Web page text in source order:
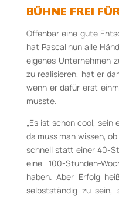
BÜHNE FREI
Offenbar eine gute
hat Pascal nun alle
eigenes Unternehmen
zu realisieren, hat er
wenn er dafür erst
musste.
„Es ist schon cool, sein
da muss man wissen,
schnell statt einer 40-
eine 100-Stunden-
haben. Aber Erfolg
selbstständig zu sein,